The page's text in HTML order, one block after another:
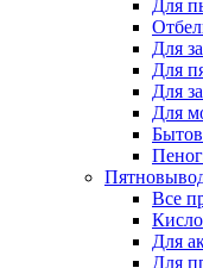
Для
Для
Для
Для
Для
Все
Для
Для